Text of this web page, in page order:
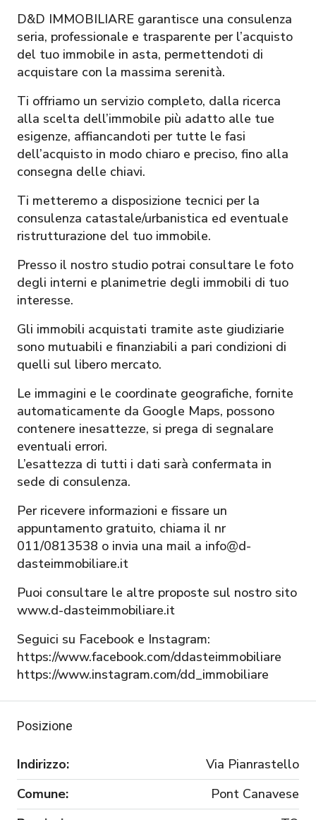
D&D IMMOBILIARE garantisce una consulenza
seria, professionale e trasparente per l’acquisto
del tuo immobile in asta, permettendoti di
acquistare con la massima serenità.
Ti offriamo un servizio completo, dalla ricerca
alla scelta dell’immobile più adatto alle tue
esigenze, affiancandoti per tutte le fasi
dell’acquisto in modo chiaro e preciso, fino alla
consegna delle chiavi.
Ti metteremo a disposizione tecnici per la
consulenza catastale/urbanistica ed eventuale
ristrutturazione del tuo immobile.
Presso il nostro studio potrai consultare le foto
degli interni e planimetrie degli immobili di tuo
interesse.
Gli immobili acquistati tramite aste giudiziarie
sono mutuabili e finanziabili a pari condizioni di
quelli sul libero mercato.
Le immagini e le coordinate geografiche, fornite
automaticamente da Google Maps, possono
contenere inesattezze, si prega di segnalare
eventuali errori.
L’esattezza di tutti i dati sarà confermata in
sede di consulenza.
Per ricevere informazioni e fissare un
appuntamento gratuito, chiama il nr
011/0813538 o invia una mail a info@d-
dasteimmobiliare.it
Puoi consultare le altre proposte sul nostro sito
www.d-dasteimmobiliare.it
Seguici su Facebook e Instagram:
https://www.facebook.com/ddasteimmobiliare
https://www.instagram.com/dd_immobiliare
Posizione
Indirizzo:
Via Pianrastello
Comune:
Pont Canavese